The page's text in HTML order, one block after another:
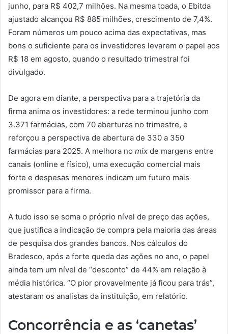
junho, para R$ 402,7 milhões. Na mesma toada, o Ebitda
ajustado alcançou R$ 885 milhões, crescimento de 7,4%.
Foram números um pouco acima das expectativas, mas
bons o suficiente para os investidores levarem o papel aos
R$ 18 em agosto, quando o resultado trimestral foi
divulgado.
De agora em diante, a perspectiva para a trajetória da
firma anima os investidores: a rede terminou junho com
3.371 farmácias, com 70 aberturas no trimestre, e
reforçou a perspectiva de abertura de 330 a 350
farmácias para 2025. A melhora no mix de margens entre
canais (online e físico), uma execução comercial mais
forte e despesas menores indicam um futuro mais
promissor para a firma.
A tudo isso se soma o próprio nível de preço das ações,
que justifica a indicação de compra pela maioria das áreas
de pesquisa dos grandes bancos. Nos cálculos do
Bradesco, após a forte queda das ações no ano, o papel
ainda tem um nível de “desconto” de 44% em relação à
média histórica. “O pior provavelmente já ficou para trás”,
atestaram os analistas da instituição, em relatório.
Concorrência e as ‘canetas’